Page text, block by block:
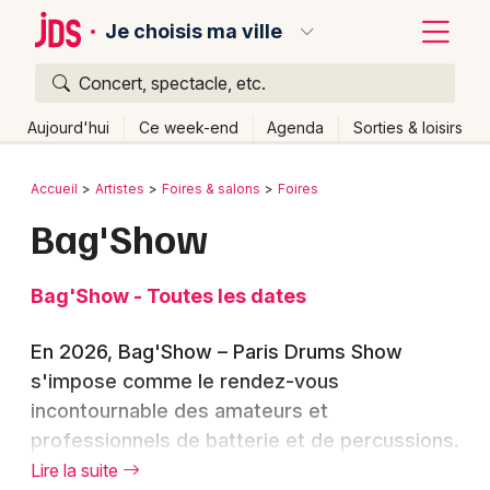
Je choisis ma ville
Concert, spectacle, etc.
Aujourd'hui Ce week-end Agenda Sorties & loisirs
Publier un événement
Activité & Expérience
Manifestations
Foires & salons
Bordeaux
Lyon
Marseille
Mulhouse
Retour
Accueil Artistes Foires & salons Foires
Bag'Show
Bag'Show - Toutes les dates
En 2026, Bag'Show – Paris Drums Show
s'impose comme le rendez-vous
incontournable des amateurs et
professionnels de batterie et de percussions.
L'événement se tient à Paris et réunit
Lire la suite
Quoi ?
Où ?
Quand ?
Aujourd'hui
Demain Ce week-end